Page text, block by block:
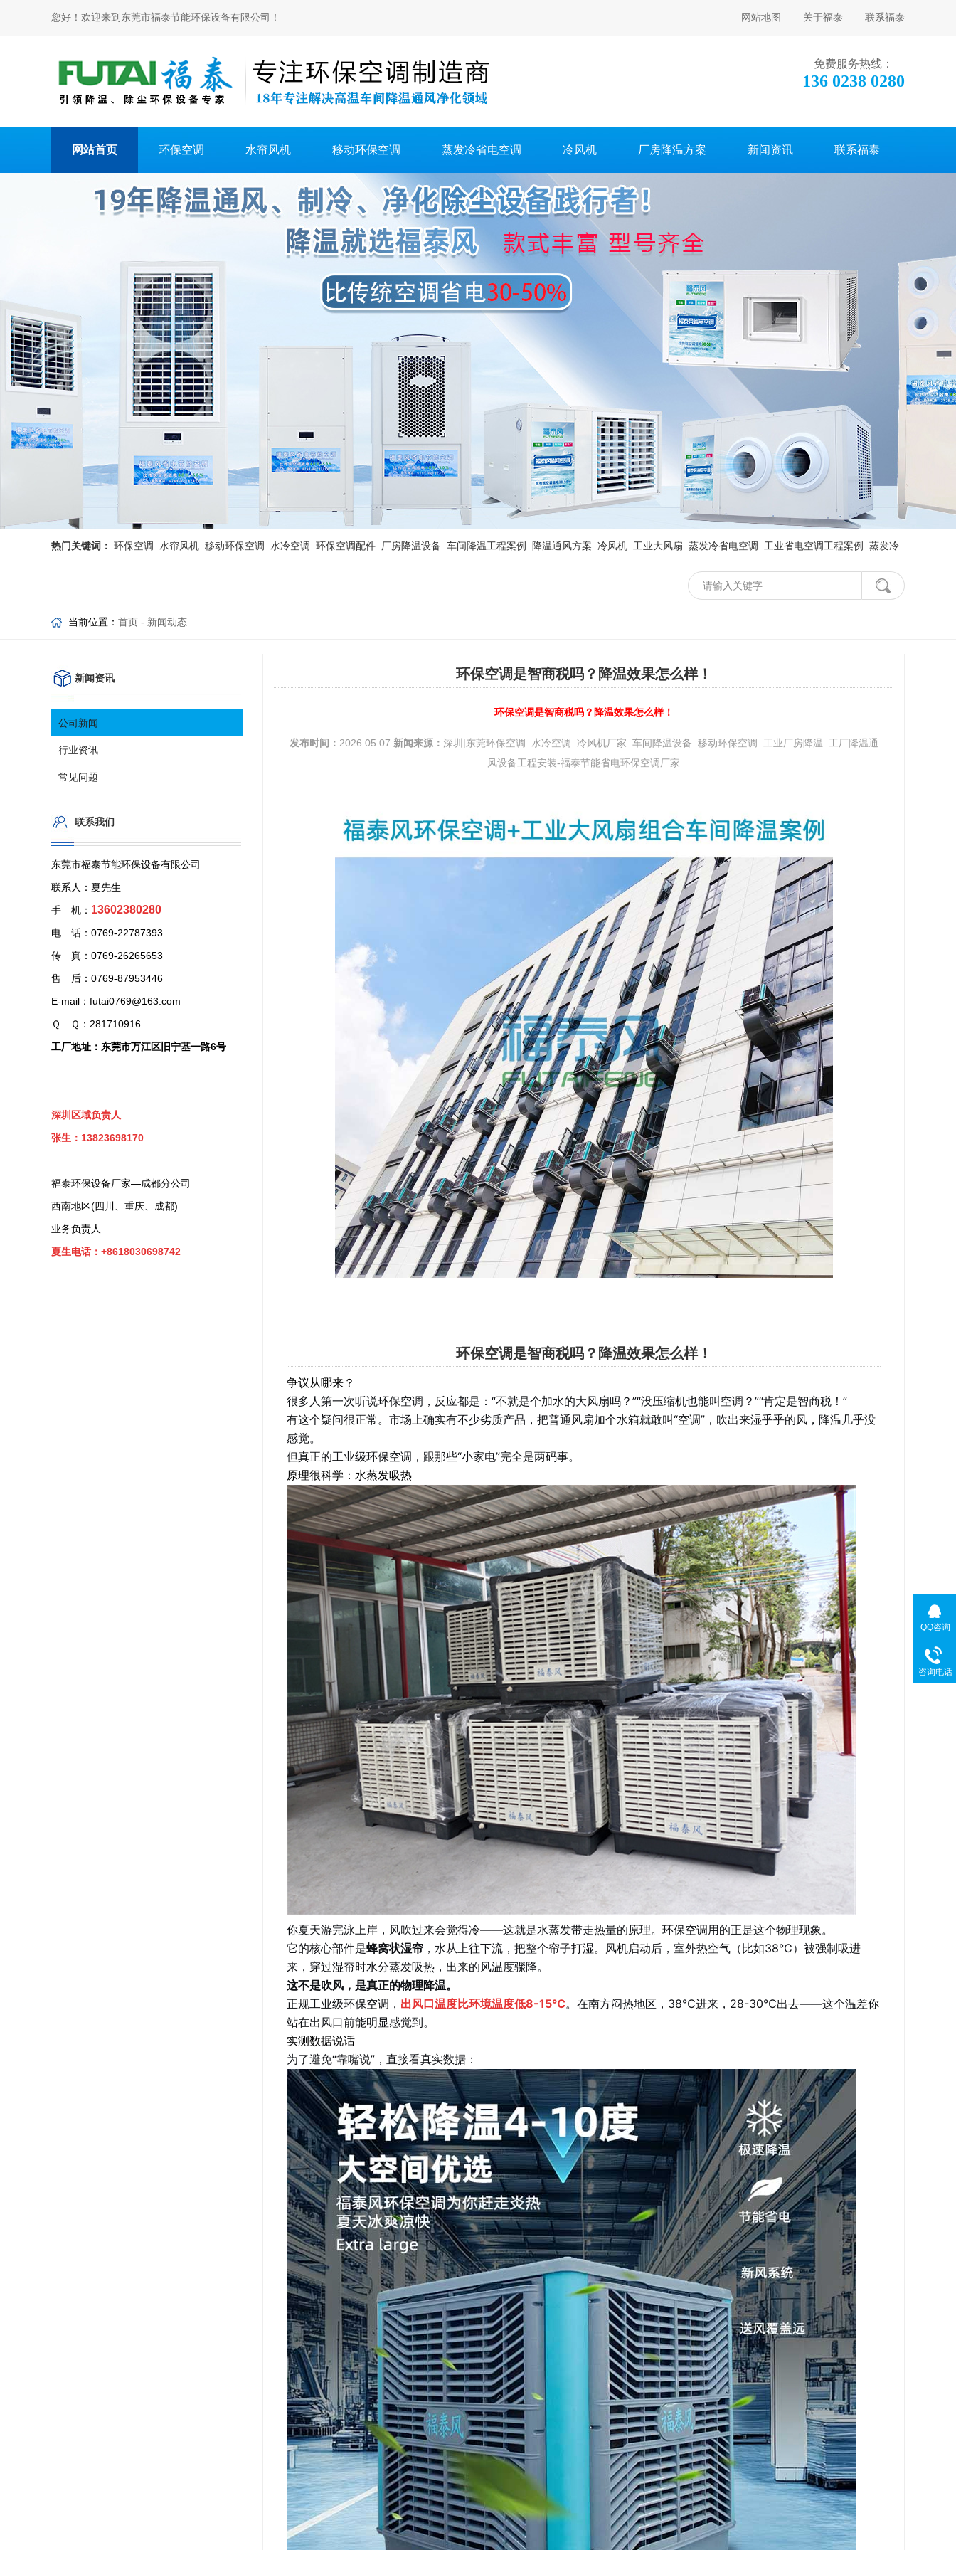
您好！欢迎来到东莞市福泰节能环保设备有限公司！ 网站地图 关于福泰 联系福泰
免费服务热线：
136 0238 0280
网站首页 环保空调 水帘风机 移动环保空调 蒸发冷省电空调 冷风机 厂房降温方案 新闻资讯 联系福泰
热门关键词： 环保空调 水帘风机 移动环保空调 水冷空调 环保空调配件 厂房降温设备 车间降温工程案例 降温通风方案 冷风机 工业大风扇 蒸发冷省电空调 工业省电空调工程案例 蒸发冷
当前位置： 首页 - 新闻动态
环保空调是智商税吗？降温效果怎么样！
环保空调是智商税吗？降温效果怎么样！
发布时间： 2026.05.07 新闻来源： 深圳|东莞环保空调_水冷空调_冷风机厂家_车间降温设备_移动环保空调_工业厂房降温_工厂降温通
风设备工程安装-福泰节能省电环保空调厂家
环保空调是智商税吗？降温效果怎么样！
争议从哪来？
很多人第一次听说环保空调，反应都是：“不就是个加水的大风扇吗？”“没压缩机也能叫空调？”“肯定是智商税！”
有这个疑问很正常。市场上确实有不少劣质产品，把普通风扇加个水箱就敢叫“空调”，吹出来湿乎乎的风，降温几乎没
感觉。
但真正的工业级环保空调，跟那些“小家电”完全是两码事。
原理很科学：水蒸发吸热
你夏天游完泳上岸，风吹过来会觉得冷——这就是水蒸发带走热量的原理。环保空调用的正是这个物理现象。
它的核心部件是蜂窝状湿帘 ，水从上往下流，把整个帘子打湿。风机启动后，室外热空气（比如38℃）被强制吸进
来，穿过湿帘时水分蒸发吸热，出来的风温度骤降。
这不是吹风，是真正的物理降温。
正规工业级环保空调， 出风口温度比环境温度低8-15℃。在南方闷热地区，38℃进来，28-30℃出去——这个温差你
站在出风口前能明显感觉到。
实测数据说话
为了避免“靠嘴说”，直接看真实数据：
新闻资讯
公司新闻
行业资讯
常见问题
联系我们
东莞市福泰节能环保设备有限公司
联系人：夏先生
手 机： 13602380280
电 话：0769-22787393
传 真：0769-26265653
售 后：0769-87953446
E-mail：futai0769@163.com
Ｑ Ｑ：281710916
工厂地址：东莞市万江区旧宁基一路6号
深圳区域负责人
张生：13823698170
福泰环保设备厂家—成都分公司
西南地区(四川、重庆、成都)
业务负责人
夏生电话：+8618030698742
QQ咨询
咨询电话